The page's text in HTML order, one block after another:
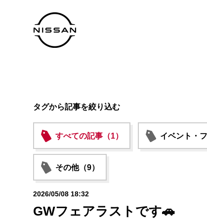
タグから記事を絞り込む
すべての記事（1） イベント・
その他（9）
2026/05/08 18:32
GWフェアラストです🚗